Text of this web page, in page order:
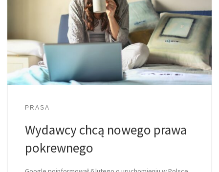
PRASA
Wydawcy chcą nowego prawa
pokrewnego